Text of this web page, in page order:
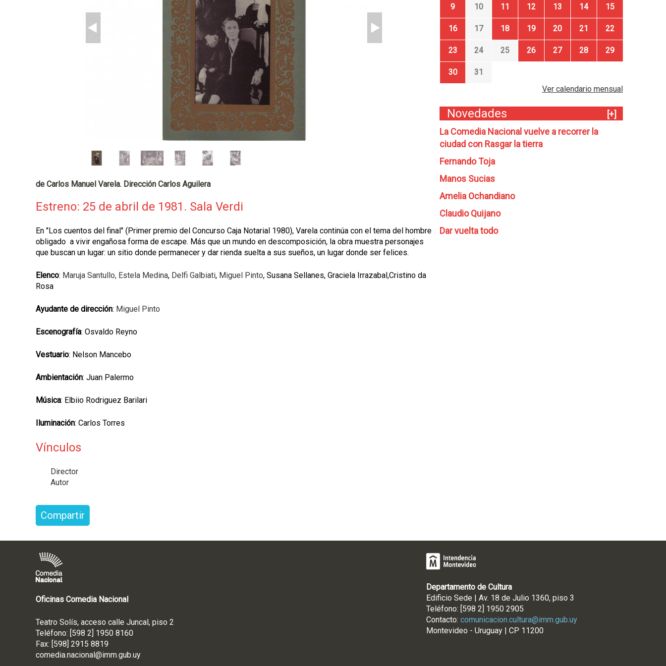
de Carlos Manuel Varela. Dirección Carlos Aguilera
Estreno: 25 de abril de 1981. Sala Verdi
En "Los cuentos del final" (Primer premio del Concurso Caja Notarial 1980), Varela continúa con el tema del hombre
obligado a vivir engañosa forma de escape. Más que un mundo en descomposición, la obra muestra personajes
que buscan un lugar: un sitio donde permanecer y dar rienda suelta a sus sueños, un lugar donde ser felices.
Elenco: Maruja Santullo, Estela Medina, Delfi Galbiati, Miguel Pinto, Susana Sellanes, Graciela Irrazabal,Cristino da
Rosa
Ayudante de dirección: Miguel Pinto
Escenografía: Osvaldo Reyno
Vestuario: Nelson Mancebo
Ambientación: Juan Palermo
Música: Elbiio Rodriguez Barilari
Iluminación: Carlos Torres
Vínculos
Director
Autor
Compartir
9 10 11 12 13 14 15
16 17 18 19 20 21 22
23 24 25 26 27 28 29
30
31
Ver calendario mensual
Novedades
[+]
La Comedia Nacional vuelve a recorrer la
ciudad con Rasgar la tierra
Fernando Toja
Manos Sucias
Amelia Ochandiano
Claudio Quijano
Dar vuelta todo
Oficinas Comedia Nacional
Teatro Solís, acceso calle Juncal, piso 2
Teléfono: [598 2] 1950 8160
Fax: [598] 2915 8819
comedia.nacional@imm.gub.uy
Departamento de Cultura
Edificio Sede | Av. 18 de Julio 1360, piso 3
Teléfono: [598 2] 1950 2905
Contacto: comunicacion.cultura@imm.gub.uy
Montevideo - Uruguay | CP 11200